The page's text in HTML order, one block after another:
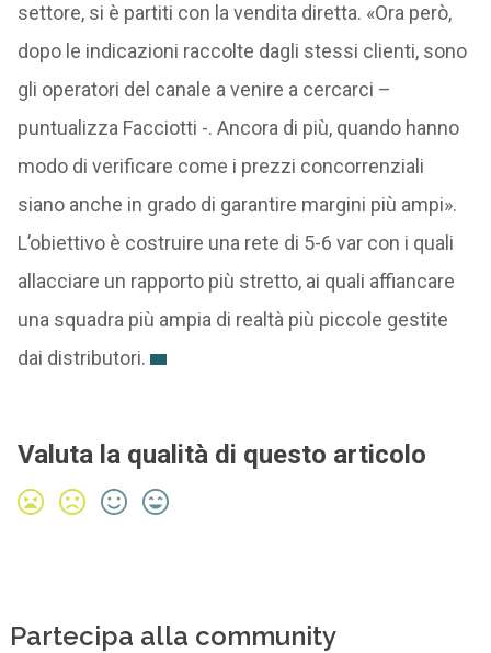
settore, si è partiti con la vendita diretta. «Ora però,
dopo le indicazioni raccolte dagli stessi clienti, sono
gli operatori del canale a venire a cercarci –
puntualizza Facciotti -. Ancora di più, quando hanno
modo di verificare come i prezzi concorrenziali
siano anche in grado di garantire margini più ampi».
L’obiettivo è costruire una rete di 5-6 var con i quali
allacciare un rapporto più stretto, ai quali affiancare
una squadra più ampia di realtà più piccole gestite
dai distributori.
Valuta la qualità di questo articolo
Partecipa alla community